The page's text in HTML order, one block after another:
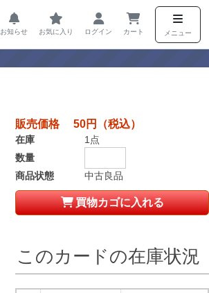
お知らせ お気に入り ログイン カート メニュー
販売価格 50円（税込）
商品状態 中古良品
在庫
1点
数量
買物カゴに入れる
このカードの在庫状況